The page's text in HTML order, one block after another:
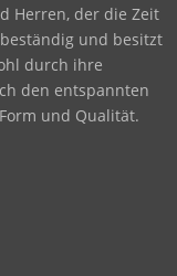
Herren, der die Zeit
und besitzt
durch ihre
den entspannten
und Qualität.